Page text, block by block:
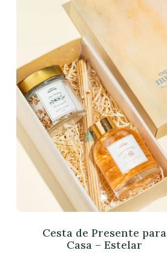
Cesta de Presente para
Casa – Estelar